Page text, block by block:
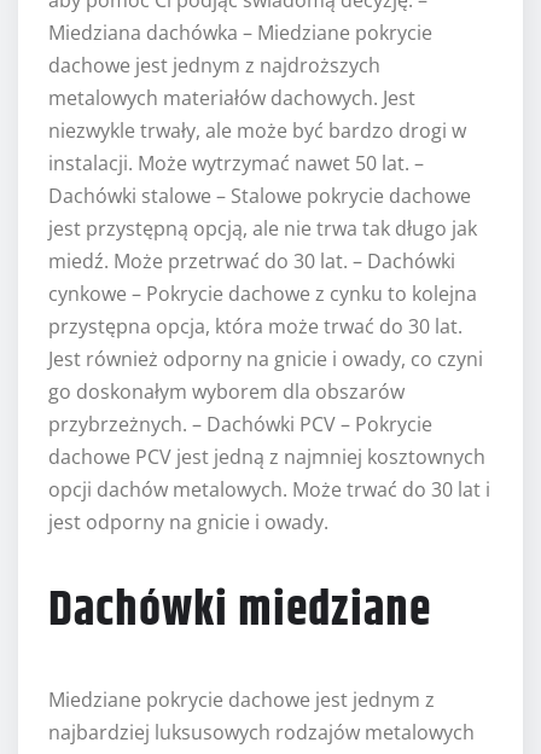
Miedziana dachówka – Miedziane pokrycie
dachowe jest jednym z najdroższych
metalowych materiałów dachowych. Jest
niezwykle trwały, ale może być bardzo drogi w
instalacji. Może wytrzymać nawet 50 lat. –
Dachówki stalowe – Stalowe pokrycie dachowe
jest przystępną opcją, ale nie trwa tak długo jak
miedź. Może przetrwać do 30 lat. – Dachówki
cynkowe – Pokrycie dachowe z cynku to kolejna
przystępna opcja, która może trwać do 30 lat.
Jest również odporny na gnicie i owady, co czyni
go doskonałym wyborem dla obszarów
przybrzeżnych. – Dachówki PCV – Pokrycie
dachowe PCV jest jedną z najmniej kosztownych
opcji dachów metalowych. Może trwać do 30 lat i
jest odporny na gnicie i owady.
Dachówki miedziane
Miedziane pokrycie dachowe jest jednym z
najbardziej luksusowych rodzajów metalowych